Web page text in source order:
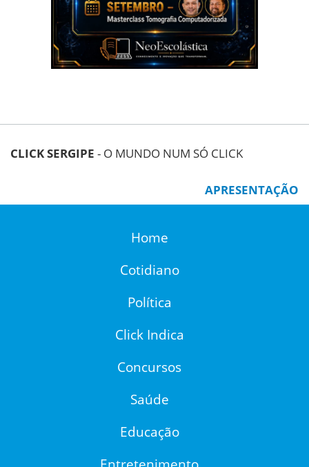
CLICK SERGIPE - O MUNDO NUM SÓ CLICK
APRESENTAÇÃO
Home
Cotidiano
Política
Click Indica
Concursos
Saúde
Educação